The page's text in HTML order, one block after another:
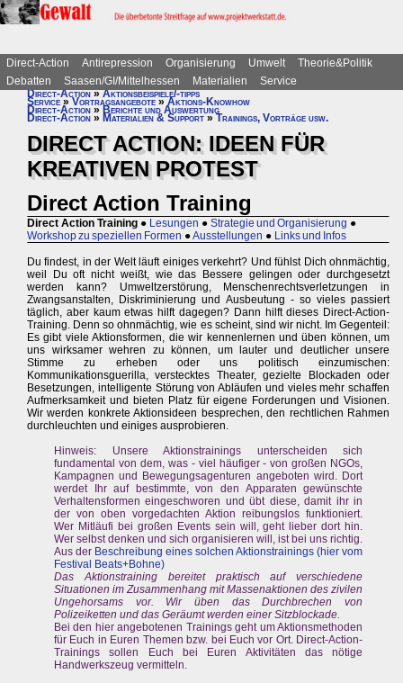
Direct-Action Antirepression Organisierung Umwelt
Theorie&Politik
Debatten
Saasen/GI/Mittelhessen Materialien
Service
Direct-Action»Aktionsbeispiele/-tipps
Service » Vortragsangebote » Aktions-Knowhow
Direct-Action » Berichte und Auswertung
Direct-Action » Materialien & Support » Trainings, Vorträge usw.
DIRECT ACTION: IDEEN FÜR
KREATIVEN PROTEST
Direct Action Training
Direct Action Training ● Lesungen ● Strategie und Organisierung ●
Workshop zu speziellen Formen ●Ausstellungen ● Links und Infos
Du findest, in der Welt läuft einiges verkehrt? Und fühlst Dich ohnmächtig,
weil Du oft nicht weißt, wie das Bessere gelingen oder durchgesetzt
werden kann? Umweltzerstörung, Menschenrechtsverletzungen in
Zwangsanstalten, Diskriminierung und Ausbeutung - so vieles passiert
täglich, aber kaum etwas hilft dagegen? Dann hilft dieses Direct-Action-
Training. Denn so ohnmächtig, wie es scheint, sind wir nicht. Im Gegenteil:
Es gibt viele Aktionsformen, die wir kennenlernen und üben können, um
uns wirksamer wehren zu können, um lauter und deutlicher unsere
Stimme zu erheben oder uns politisch einzumischen:
Kommunikationsguerilla, verstecktes Theater, gezielte Blockaden oder
Besetzungen, intelligente Störung von Abläufen und vieles mehr schaffen
Aufmerksamkeit und bieten Platz für eigene Forderungen und Visionen.
Wir werden konkrete Aktionsideen besprechen, den rechtlichen Rahmen
durchleuchten und einiges ausprobieren.
Hinweis: Unsere Aktionstrainings unterscheiden sich
fundamental von dem, was - viel häufiger - von großen NGOs,
Kampagnen und Bewegungsagenturen angeboten wird. Dort
werdet Ihr auf bestimmte, von den Apparaten gewünschte
Verhaltensformen eingeschworen und übt diese, damit ihr in
der von oben vorgedachten Aktion reibungslos funktioniert.
Wer Mitläufi bei großen Events sein will, geht lieber dort hin.
Wer selbst denken und sich organisieren will, ist bei uns richtig.
Aus der Beschreibung eines solchen Aktionstrainings (hier vom
Festival Beats+Bohne)
Das Aktionstraining bereitet praktisch auf verschiedene
Situationen im Zusammenhang mit Massenaktionen des zivilen
Ungehorsams vor. Wir üben das Durchbrechen von
Polizeiketten und das Geräumt werden einer Sitzblockade.
Bei den hier angebotenen Trainings geht um Aktionsmethoden
für Euch in Euren Themen bzw. bei Euch vor Ort. Direct-Action-
Trainings sollen Euch bei Euren Aktivitäten das nötige
Handwerkszeug vermitteln.